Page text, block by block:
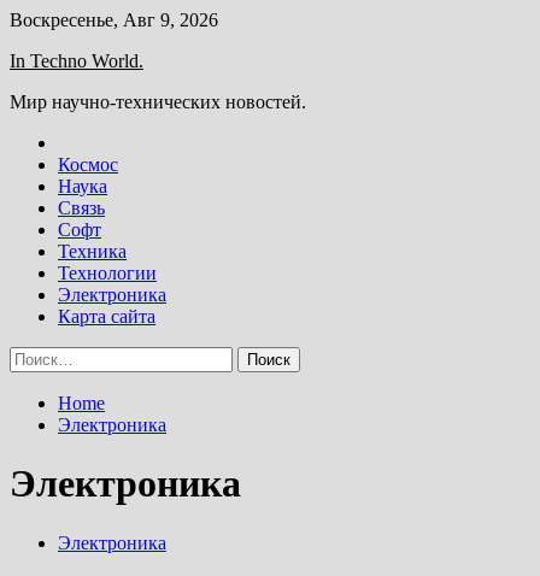
Skip
content
Воскресенье, Авг 9, 2026
In Techno World.
Мир научно-технических новостей.
Космос
Наука
Связь
Софт
Техника
Технологии
Электроника
Карта сайта
Найти:
Home
Электроника
Электроника
Электроника